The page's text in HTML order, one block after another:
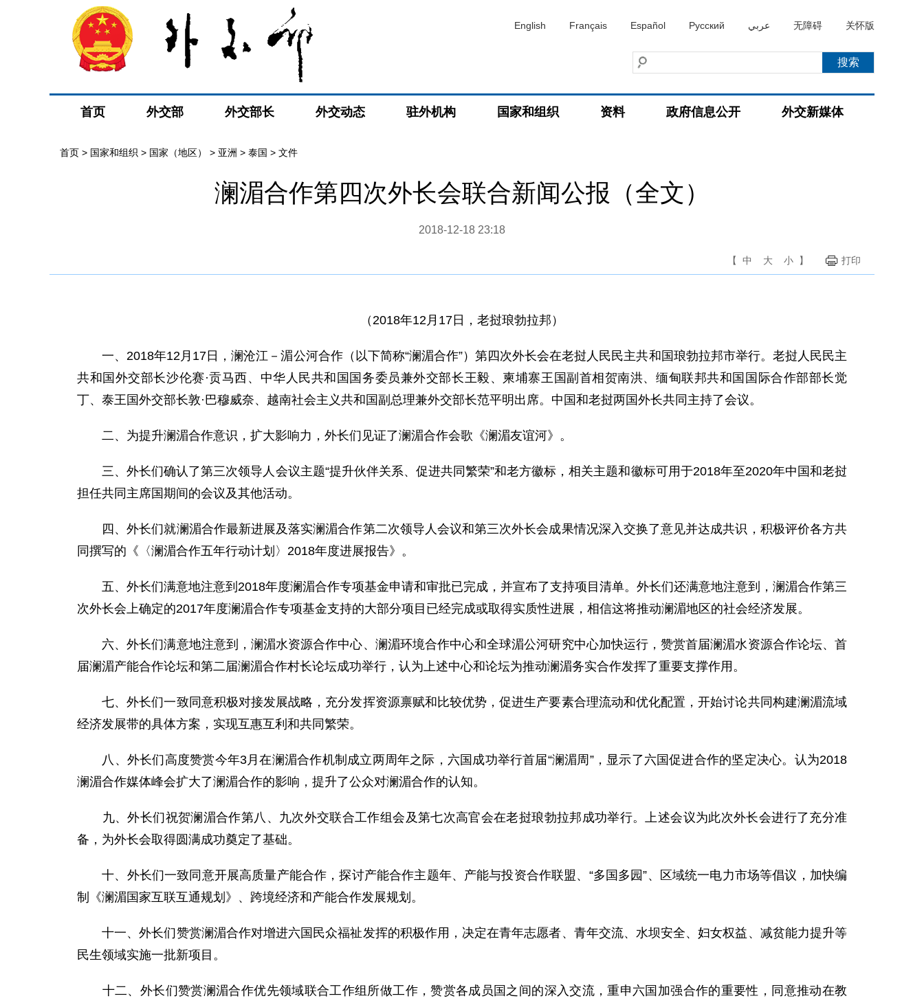
English Français Español Русский عربي 无障碍 关怀版
首页 外交部 外交部长 外交动态 驻外机构 国家和组织 资料 政府信息公开 外交新媒体
首页 > 国家和组织 > 国家（地区） > 亚洲 > 泰国 > 文件
澜湄合作第四次外长会联合新闻公报（全文）
2018-12-18 23:18
【 中 大 小 】 打印
（2018年12月17日，老挝琅勃拉邦）
一、2018年12月17日，澜沧江－湄公河合作（以下简称“澜湄合作”）第四次外长会在老挝人民民主共和国琅勃拉邦市举行。老挝人民民主
共和国外交部长沙伦赛·贡马西、中华人民共和国国务委员兼外交部长王毅、柬埔寨王国副首相贺南洪、缅甸联邦共和国国际合作部部长觉
丁、泰王国外交部长敦·巴穆威奈、越南社会主义共和国副总理兼外交部长范平明出席。中国和老挝两国外长共同主持了会议。
二、为提升澜湄合作意识，扩大影响力，外长们见证了澜湄合作会歌《澜湄友谊河》。
三、外长们确认了第三次领导人会议主题“提升伙伴关系、促进共同繁荣”和老方徽标，相关主题和徽标可用于2018年至2020年中国和老挝
担任共同主席国期间的会议及其他活动。
四、外长们就澜湄合作最新进展及落实澜湄合作第二次领导人会议和第三次外长会成果情况深入交换了意见并达成共识，积极评价各方共
同撰写的《〈澜湄合作五年行动计划〉2018年度进展报告》。
五、外长们满意地注意到2018年度澜湄合作专项基金申请和审批已完成，并宣布了支持项目清单。外长们还满意地注意到，澜湄合作第三
次外长会上确定的2017年度澜湄合作专项基金支持的大部分项目已经完成或取得实质性进展，相信这将推动澜湄地区的社会经济发展。
六、外长们满意地注意到，澜湄水资源合作中心、澜湄环境合作中心和全球湄公河研究中心加快运行，赞赏首届澜湄水资源合作论坛、首
届澜湄产能合作论坛和第二届澜湄合作村长论坛成功举行，认为上述中心和论坛为推动澜湄务实合作发挥了重要支撑作用。
七、外长们一致同意积极对接发展战略，充分发挥资源禀赋和比较优势，促进生产要素合理流动和优化配置，开始讨论共同构建澜湄流域
经济发展带的具体方案，实现互惠互利和共同繁荣。
八、外长们高度赞赏今年3月在澜湄合作机制成立两周年之际，六国成功举行首届“澜湄周”，显示了六国促进合作的坚定决心。认为2018
澜湄合作媒体峰会扩大了澜湄合作的影响，提升了公众对澜湄合作的认知。
九、外长们祝贺澜湄合作第八、九次外交联合工作组会及第七次高官会在老挝琅勃拉邦成功举行。上述会议为此次外长会进行了充分准
备，为外长会取得圆满成功奠定了基础。
十、外长们一致同意开展高质量产能合作，探讨产能合作主题年、产能与投资合作联盟、“多国多园”、区域统一电力市场等倡议，加快编
制《澜湄国家互联互通规划》、跨境经济和产能合作发展规划。
十一、外长们赞赏澜湄合作对增进六国民众福祉发挥的积极作用，决定在青年志愿者、青年交流、水坝安全、妇女权益、减贫能力提升等
民生领域实施一批新项目。
十二、外长们赞赏澜湄合作优先领域联合工作组所做工作，赞赏各成员国之间的深入交流，重申六国加强合作的重要性，同意推动在教